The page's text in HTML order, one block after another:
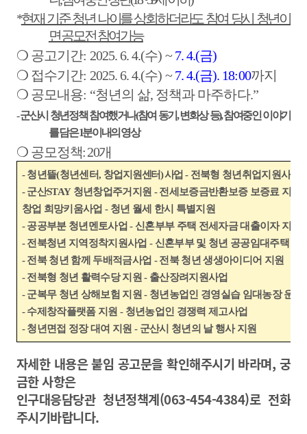
*현재 기준 청년 나이를 상회하더라도 참여 당시 청년이
면 공모전 참여가능
❍ 공고기간: 2025. 6. 4.(수) ~7. 4.(금)
❍ 접수기간: 2025. 6. 4.(수) ~7. 4.(금). 18:00까지
❍ 공모내용: “청년의 삶, 정책과 마주하다.”
-군산시 청년정책 참여했거나(참여 동기 ,변화상 등),참여중인 이야기
를 담은1분이내의 영상
❍ 공모정책: 20개
-청년뜰(청년센터, 창업지원센터)사업 - 전북형 청년취업지원사업
-군산STAY 청년창업주거지원 -전세보증금반환보증 보증료 지원
창업 희망키움사업- 청년 월세 한시 특별지원
-공공부분 청년멘토사업-신혼부부 주택 전세자금 대출이자 지원
-전북청년 지역정착지원사업-신혼부부 및 청년 공공임대주택 임
-전북 청년 함께 두배적금사업 -전북 청년 생생아이디어 지원
-전북형 청년 활력수당 지원- 출산장려지원사업
-군복무 청년 상해보험 지원- 청년농업인 경영실습 임대농장 운영
-수제창작플랫폼 지원- 청년농업인 경쟁력 제고사업
-청년면접 정장 대여 지원- 군산시 청년의 날 행사 지원
자세한 내용은 붙임 공고문을 확인해주시기 바라며, 궁
금한 사항은
인구대응담당관 청년정책계(063-454-4384)로 전화
주시기바랍니다.